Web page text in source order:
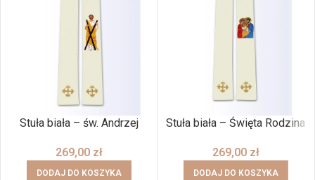
Stuła biała – św. Andrzej
269,00 zł
DODAJ DO KOSZYKA
Stuła biała – Święta Rodzina
269,00 zł
DODAJ DO KOSZYKA